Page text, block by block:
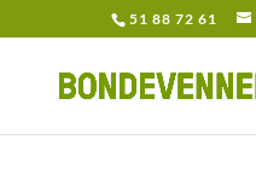
51 88 72 61